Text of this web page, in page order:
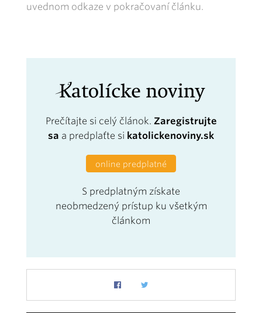
uvednom odkaze v pokračovaní článku.
Prečítajte si celý článok. Zaregistrujte
sa a predplaťte si katolickenoviny.sk
online predplatné
S predplatným získate
neobmedzený prístup ku všetkým
článkom